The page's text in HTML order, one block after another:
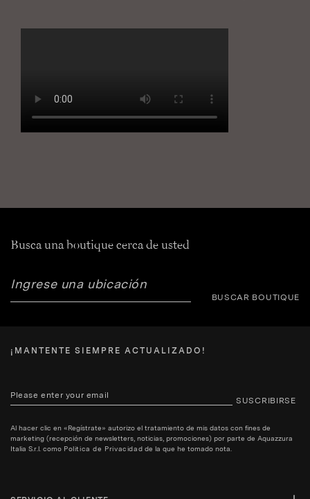
Busca una boutique cerca de usted
BUSCAR BOUTIQUE
¡MANTENTE SIEMPRE ACTUALIZADO!
SUSCRIBIRSE
Al hacer clic en «Regístrate» autorizo el tratamiento de mis datos con fines de
marketing (recepción de newsletters, noticias, promociones) por parte de Aquazzura
Italia S.r.l. como Politica de Privacidad de la que he tomado nota.